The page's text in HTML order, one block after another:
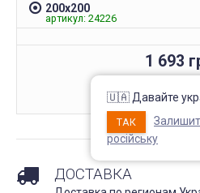
4 апреля 2026 09:11
200х200
артикул: 24226
1 693
ДОСТАВКА
🇺🇦 Давайте
ТАК
російську